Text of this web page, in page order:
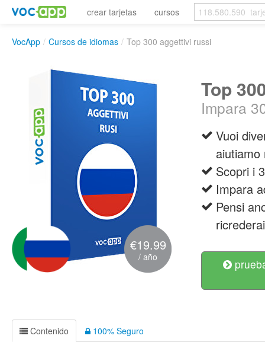
crear tarjetas cursos
VocApp / Cursos de idiomas / Top 300 aggettivi russi
€19.99
/ año
Top
Impara
Vuoi
aiutiamo
Scopri i
Impara
Pensi
Contenido 100% Seguro